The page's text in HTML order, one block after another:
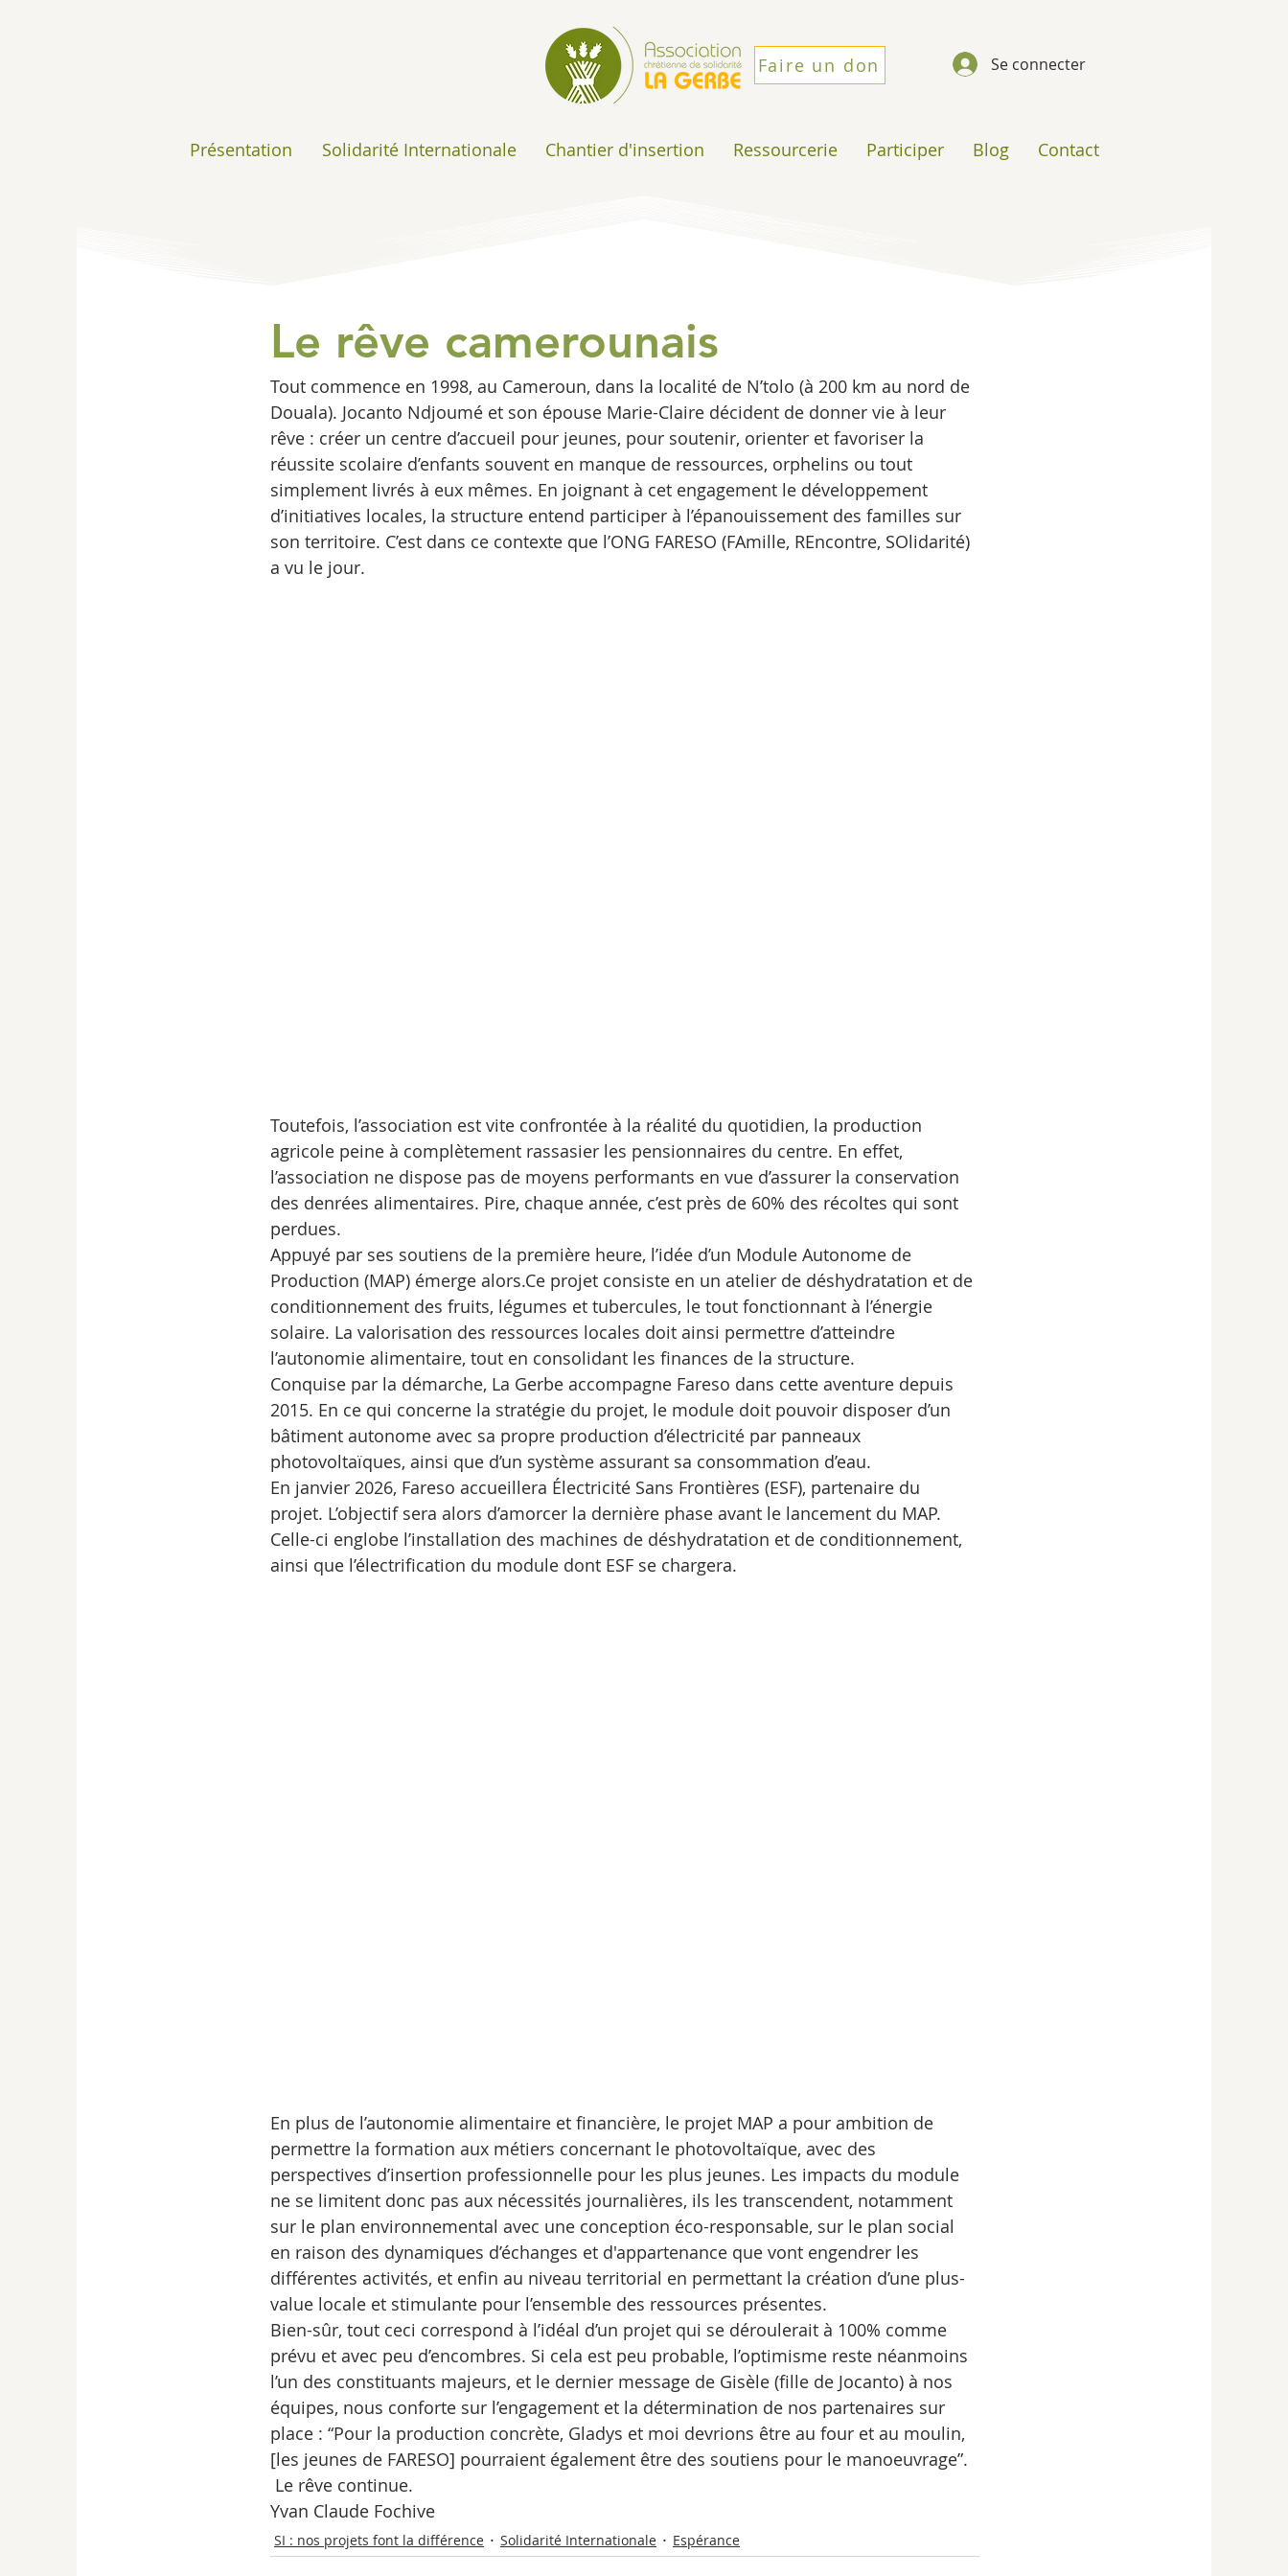
Se connecter
Faire un don
Présentation Solidarité Internationale Chantier d'insertion Ressourcerie Participer Blog Contact
Le rêve camerounais
Tout commence en 1998, au Cameroun, dans la localité de N’tolo (à 200 km au nord de
Douala). Jocanto Ndjoumé et son épouse Marie-Claire décident de donner vie à leur
rêve : créer un centre d’accueil pour jeunes, pour soutenir, orienter et favoriser la
réussite scolaire d’enfants souvent en manque de ressources, orphelins ou tout
simplement livrés à eux mêmes. En joignant à cet engagement le développement
d’initiatives locales, la structure entend participer à l’épanouissement des familles sur
son territoire. C’est dans ce contexte que l’ONG FARESO (FAmille, REncontre, SOlidarité)
a vu le jour.
Toutefois, l’association est vite confrontée à la réalité du quotidien, la production
agricole peine à complètement rassasier les pensionnaires du centre. En effet,
l’association ne dispose pas de moyens performants en vue d’assurer la conservation
des denrées alimentaires. Pire, chaque année, c’est près de 60% des récoltes qui sont
perdues.
Appuyé par ses soutiens de la première heure, l’idée d’un Module Autonome de
Production (MAP) émerge alors.Ce projet consiste en un atelier de déshydratation et de
conditionnement des fruits, légumes et tubercules, le tout fonctionnant à l’énergie
solaire. La valorisation des ressources locales doit ainsi permettre d’atteindre
l’autonomie alimentaire, tout en consolidant les finances de la structure.
Conquise par la démarche, La Gerbe accompagne Fareso dans cette aventure depuis
2015. En ce qui concerne la stratégie du projet, le module doit pouvoir disposer d’un
bâtiment autonome avec sa propre production d’électricité par panneaux
photovoltaïques, ainsi que d’un système assurant sa consommation d’eau.
En janvier 2026, Fareso accueillera Électricité Sans Frontières (ESF), partenaire du
projet. L’objectif sera alors d’amorcer la dernière phase avant le lancement du MAP.
Celle-ci englobe l’installation des machines de déshydratation et de conditionnement,
ainsi que l’électrification du module dont ESF se chargera.
En plus de l’autonomie alimentaire et financière, le projet MAP a pour ambition de
permettre la formation aux métiers concernant le photovoltaïque, avec des
perspectives d’insertion professionnelle pour les plus jeunes. Les impacts du module
ne se limitent donc pas aux nécessités journalières, ils les transcendent, notamment
sur le plan environnemental avec une conception éco-responsable, sur le plan social
en raison des dynamiques d’échanges et d'appartenance que vont engendrer les
différentes activités, et enfin au niveau territorial en permettant la création d’une plus-
value locale et stimulante pour l’ensemble des ressources présentes.
Bien-sûr, tout ceci correspond à l’idéal d’un projet qui se déroulerait à 100% comme
prévu et avec peu d’encombres. Si cela est peu probable, l’optimisme reste néanmoins
l’un des constituants majeurs, et le dernier message de Gisèle (fille de Jocanto) à nos
équipes, nous conforte sur l’engagement et la détermination de nos partenaires sur
place : “Pour la production concrète, Gladys et moi devrions être au four et au moulin,
[les jeunes de FARESO] pourraient également être des soutiens pour le manoeuvrage”.
Le rêve continue.
Yvan Claude Fochive
SI : nos projets font la différence Solidarité Internationale Espérance